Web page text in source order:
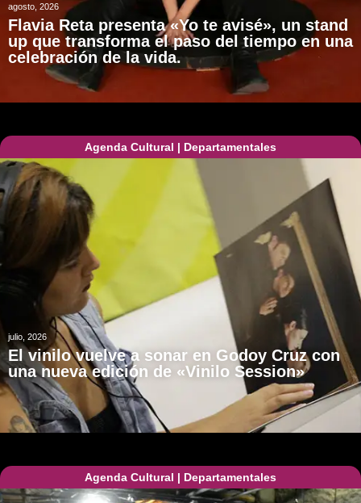
agosto, 2026
Flavia Reta presenta «Yo te avisé», un stand
up que transforma el paso del tiempo en una
celebración de la vida.
Agenda Cultural | Departamentales
julio, 2026
El vinilo vuelve a sonar en Godoy Cruz con
una nueva edición de «Vinilo Session»
Agenda Cultural | Departamentales